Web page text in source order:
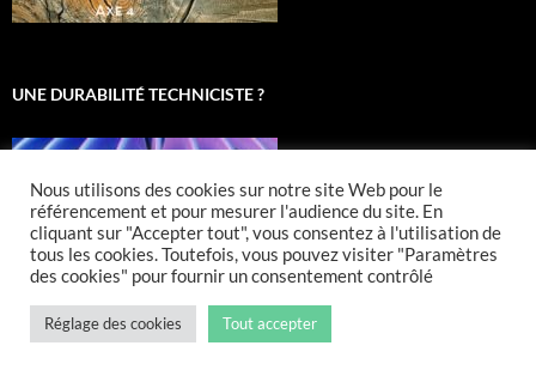
UNE DURABILITÉ TECHNICISTE ?
Nous utilisons des cookies sur notre site Web pour le
référencement et pour mesurer l'audience du site. En
cliquant sur "Accepter tout", vous consentez à l'utilisation de
tous les cookies. Toutefois, vous pouvez visiter "Paramètres
des cookies" pour fournir un consentement contrôlé
Réglage des cookies Tout accepter